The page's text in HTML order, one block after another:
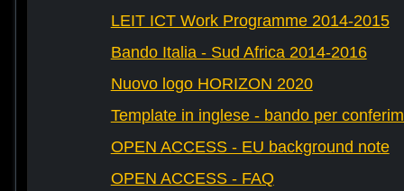
LEIT ICT Work Programme 2014-2015
Bando Italia - Sud Africa 2014-2016
Nuovo logo HORIZON 2020
Template in inglese - bando per
OPEN ACCESS - EU background note
OPEN ACCESS - FAQ